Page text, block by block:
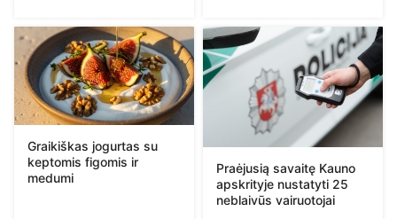
Graikiškas jogurtas su
keptomis figomis ir
medumi
Praėjusią savaitę Kauno
apskrityje nustatyti 25
neblaivūs vairuotojai